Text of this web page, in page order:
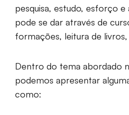
pesquisa, estudo, esforço e
pode se dar através de
formações, leitura de
Dentro do tema abordado
podemos apresentar
como: